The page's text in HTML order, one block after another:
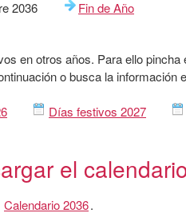
2036
Fin de Año
en otros años. Para ello pincha
o busca la información
Días festivos 2027
el
Calendario 2036.